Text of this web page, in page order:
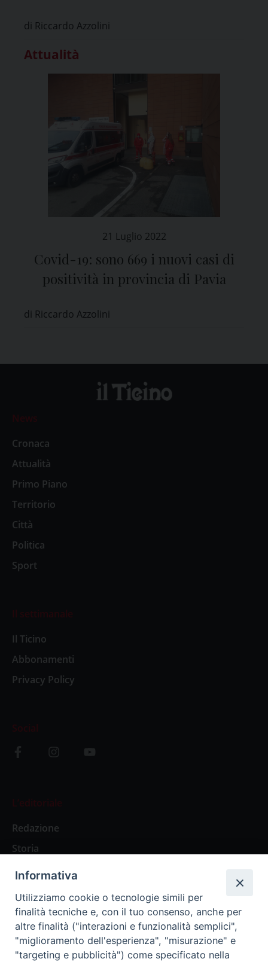
di Riccardo Azzolini
Attualità
21 Luglio 2022
Covid-19: sono 669 i nuovi casi di
positività in provincia di Pavia
di Riccardo Azzolini
News
Cronaca
Attualità
Primo Piano
Territorio
Città
Politica
Sport
Il settimanale
Il Ticino
Abbonamenti
Privacy Policy
Social
L’editoriale
Redazione
Storia
Abbonamenti
Abbonamento Annuale Digitale
Abbonamento Annuale Cartaceo
Informativa
Utilizziamo cookie o tecnologie simili per
finalità tecniche e, con il tuo consenso, anche per
altre finalità ("interazioni e funzionalità semplici",
"miglioramento dell'esperienza", "misurazione" e
"targeting e pubblicità") come specificato nella